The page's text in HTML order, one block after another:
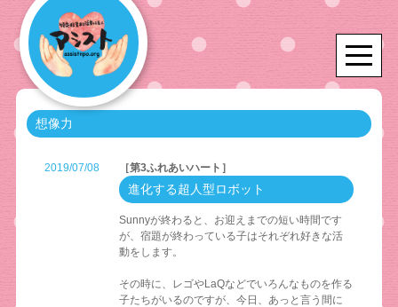
想像力
2019/07/08 ［第3ふれあいハート］
進化する超人型ロボット
Sunnyが終わると、お迎えまでの短い時間です
が、宿題が終わっている子はそれぞれ好きな活
動をします。
その時に、レゴやLaQなどでいろんなものを作る
子たちがいるのですが、今日、あっと言う間に